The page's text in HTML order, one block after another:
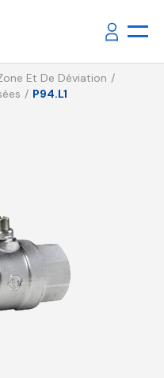
Et De Déviation
P94.L1